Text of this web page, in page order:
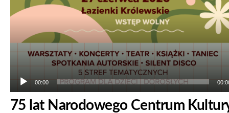
00:00
75 lat Narodowego Centrum